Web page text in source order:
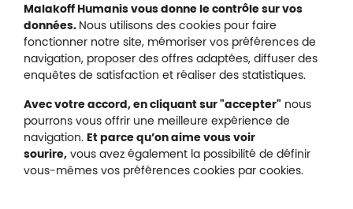
Malakoff Humanis sur Facebook
Malakoff Humanis sur YouTube
Malakoff Humanis sur X
Malakoff Humanis
Footer autres sites
Mutuelle santé, prévoyance, épargne, retraite,
Malakoff Humanis à vos côtés.
Malakoff Humanis vous donne le contrôle sur vos
données. Nous utilisons des cookies pour faire
fonctionner notre site, mémoriser vos préférences de
navigation, proposer des offres adaptées, diffuser des
enquêtes de satisfaction et réaliser des statistiques.
Avec votre accord, en cliquant sur "accepter" nous
pourrons vous offrir une meilleure expérience de
navigation. Et parce qu’on aime vous voir
sourire, vous avez également la possibilité de définir
vous-mêmes vos préférences cookies par cookies.